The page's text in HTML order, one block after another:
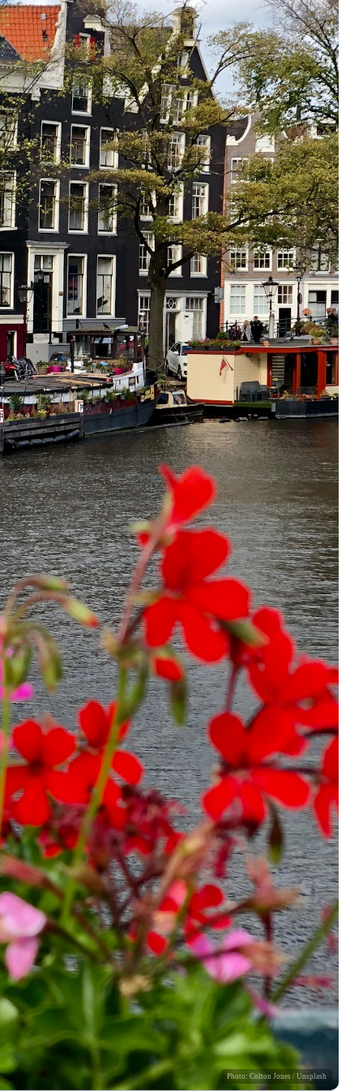
Photo: Colton Jones / Unsplash